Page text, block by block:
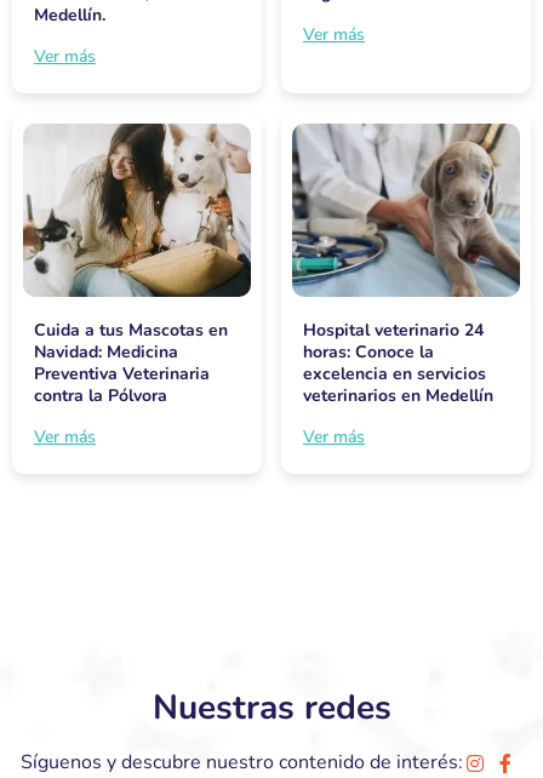
Medellín.
Ver más
Ver más
Cuida a tus Mascotas en
Navidad: Medicina
Preventiva Veterinaria
contra la Pólvora
Ver más
Hospital veterinario 24
horas: Conoce la
excelencia en servicios
veterinarios en Medellín
Ver más
Nuestras redes
Síguenos y descubre nuestro contenido de interés: